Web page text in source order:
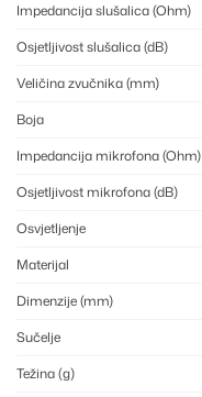
Impedancija slušalica (Ohm)
Osjetljivost slušalica (dB)
Veličina zvučnika (mm)
Boja
Impedancija mikrofona (Ohm)
Osjetljivost mikrofona (dB)
Osvjetljenje
Materijal
Dimenzije (mm)
Sučelje
Težina (g)